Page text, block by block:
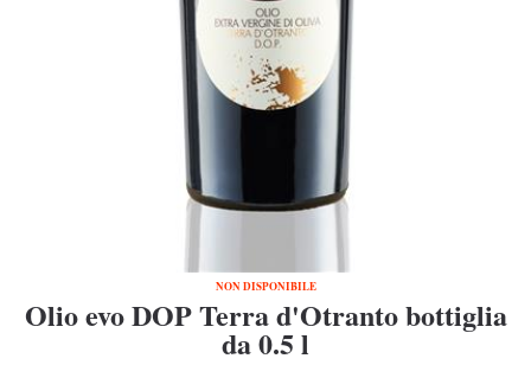
NON DISPONIBILE
Olio evo DOP Terra d'Otranto bottiglia
da 0.5 l